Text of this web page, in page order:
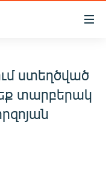
ստեղծված
տարբերակ